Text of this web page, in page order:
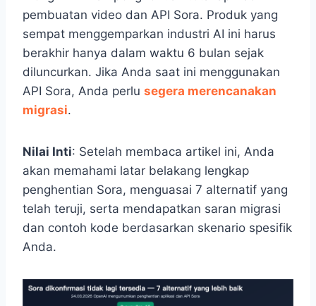
pembuatan video dan API Sora. Produk yang
sempat menggemparkan industri AI ini harus
berakhir hanya dalam waktu 6 bulan sejak
diluncurkan. Jika Anda saat ini menggunakan
API Sora, Anda perlu segera merencanakan
migrasi.
Nilai Inti: Setelah membaca artikel ini, Anda
akan memahami latar belakang lengkap
penghentian Sora, menguasai 7 alternatif yang
telah teruji, serta mendapatkan saran migrasi
dan contoh kode berdasarkan skenario spesifik
Anda.